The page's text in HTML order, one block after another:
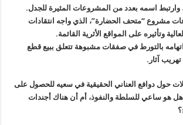
وارتبط اسمه بعدد من المشروعات المثيرة للجدل.
مشروع “متحف الحضارة”، الذي واجه انتقادات
وتأثيره على المواقع الأثرية القائمة.
اتهامه بالتورط في صفقات مشبوهة تتعلق ببيع قطع
آثار.
حول دوافع العناني الحقيقية في سعيه للحصول على
هو ساعي للسلطة والنفوذ، أم أن هناك أجندات